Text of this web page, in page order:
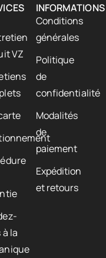
VZ
la
INFORMATIONS
Conditions
générales
Politique
de
confidentialité
Modalités
de
paiement
Expédition
et retours